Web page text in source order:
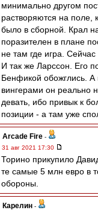
минимально другом
растворяются на поле,
было в сборной. Крал
поразителен в плане
не там где игра.
И так же Ларссон. Его
Бенфикой обожглись. А
вингерами он реально
девать, ибо привык к
позиции - а там уже
Arcade Fire -
31 авг 2021 17:30
Торино прикупило
те самые 5 млн евро в
обороны.
Карелин -